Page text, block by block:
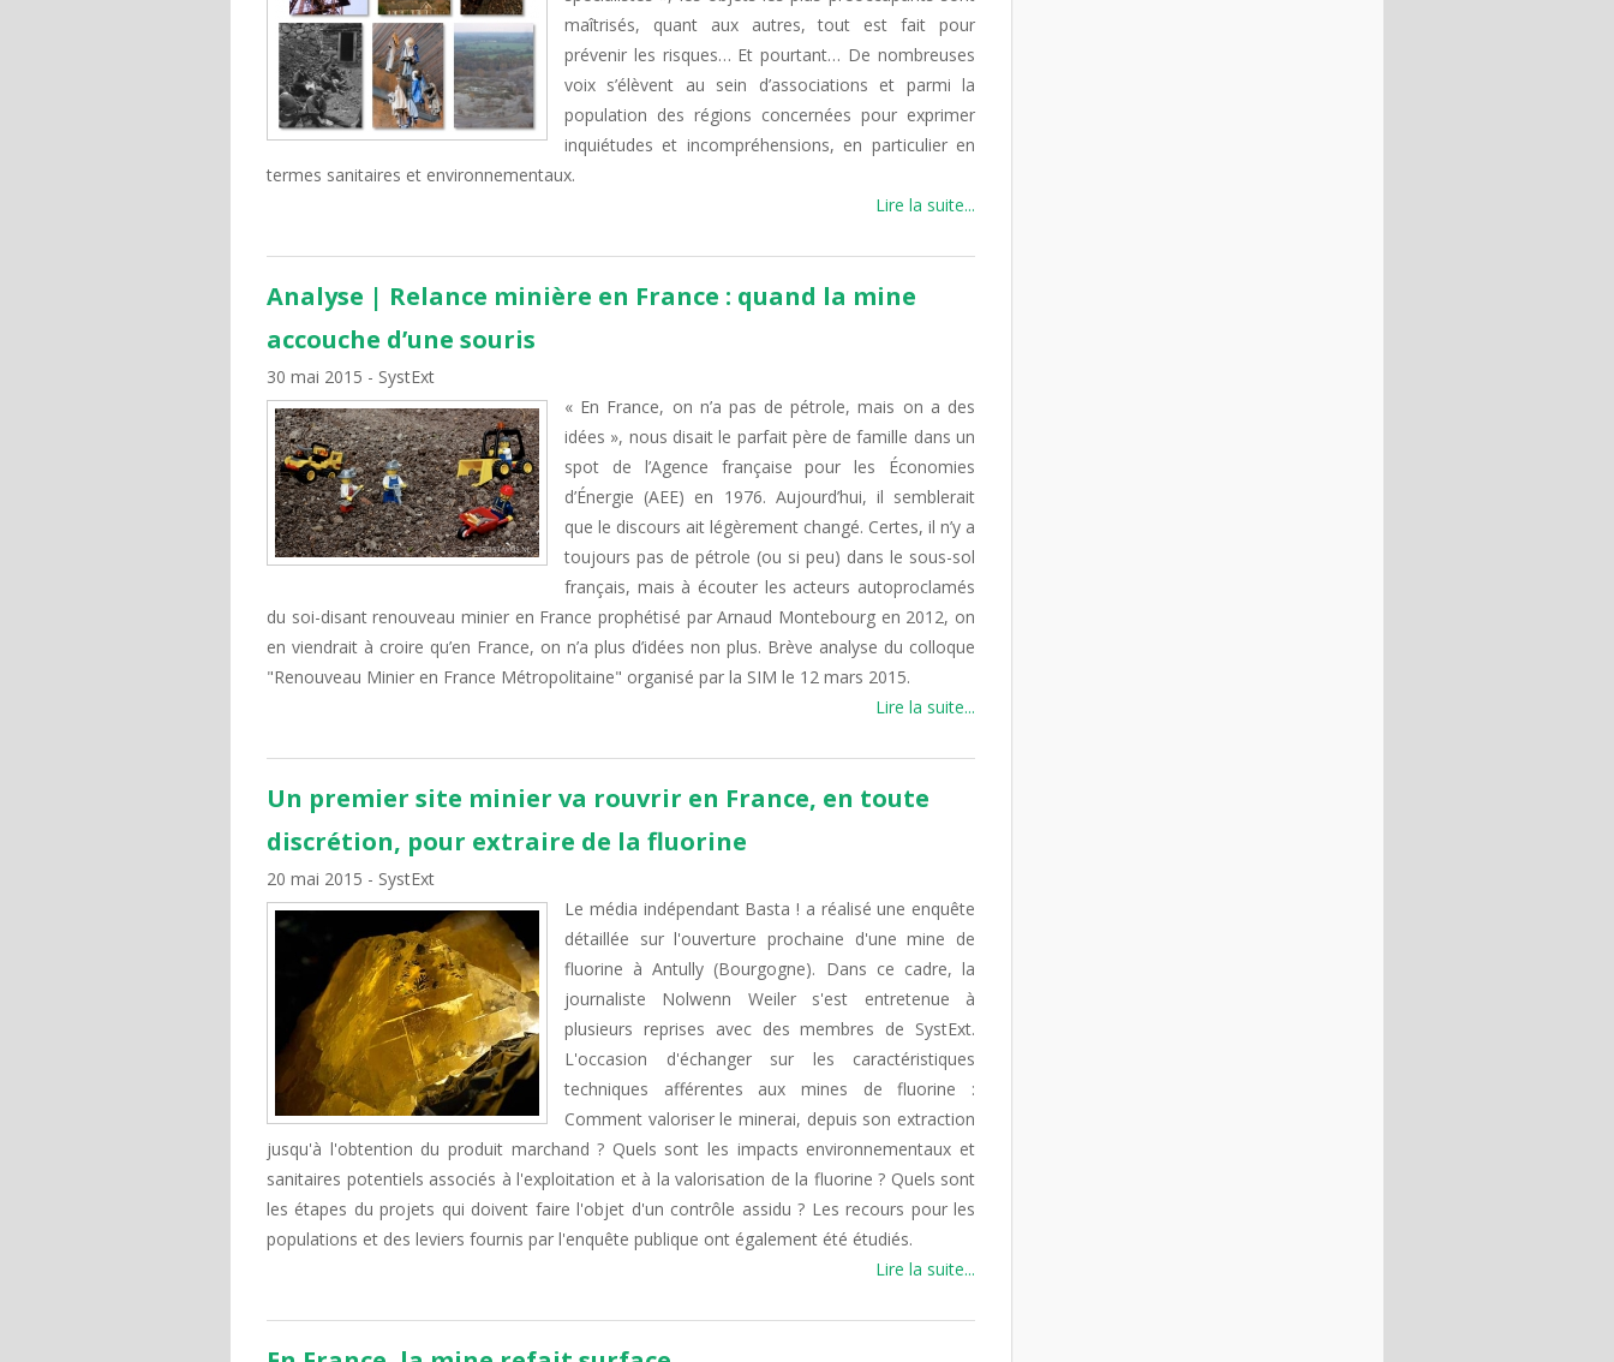
maîtrisés, quant aux autres, tout est fait pour
prévenir les risques… Et pourtant… De nombreuses
voix s’élèvent au sein d’associations et parmi la
population des régions concernées pour exprimer
inquiétudes et incompréhensions, en particulier en
termes sanitaires et environnementaux.
Lire la suite...
Analyse | Relance minière en France : quand la mine
accouche d’une souris
30 mai 2015
SystExt
« En France, on n’a pas de pétrole, mais on a des
idées », nous disait le parfait père de famille dans un
spot de l’Agence française pour les Économies
d’Énergie (AEE) en 1976. Aujourd’hui, il semblerait
que le discours ait légèrement changé. Certes, il n’y a
toujours pas de pétrole (ou si peu) dans le sous-sol
français, mais à écouter les acteurs autoproclamés
du soi-disant renouveau minier en France prophétisé par Arnaud Montebourg en 2012, on
en viendrait à croire qu’en France, on n’a plus d’idées non plus. Brève analyse du colloque
"Renouveau Minier en France Métropolitaine" organisé par la SIM le 12 mars 2015.
Lire la suite...
Un premier site minier va rouvrir en France, en toute
discrétion, pour extraire de la fluorine
20 mai 2015
SystExt
Le média indépendant Basta ! a réalisé une enquête
détaillée sur l'ouverture prochaine d'une mine de
fluorine à Antully (Bourgogne). Dans ce cadre, la
journaliste Nolwenn Weiler s'est entretenue à
plusieurs reprises avec des membres de SystExt.
L'occasion d'échanger sur les caractéristiques
techniques afférentes aux mines de fluorine :
Comment valoriser le minerai, depuis son extraction
jusqu'à l'obtention du produit marchand ? Quels sont les impacts environnementaux et
sanitaires potentiels associés à l'exploitation et à la valorisation de la fluorine ? Quels sont
les étapes du projets qui doivent faire l'objet d'un contrôle assidu ? Les recours pour les
populations et des leviers fournis par l'enquête publique ont également été étudiés.
Lire la suite...